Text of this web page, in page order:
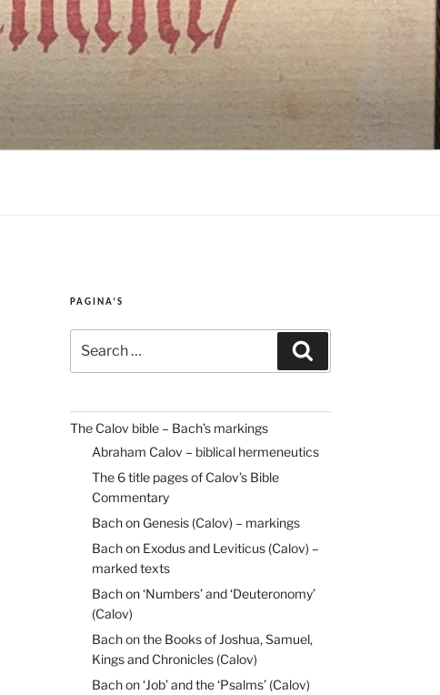
PAGINA’S
for:
The Calov bible – Bach’s markings
Abraham Calov – biblical hermeneutics
The 6 title pages of Calov’s Bible
Commentary
Bach on Genesis (Calov) – markings
Bach on Exodus and Leviticus (Calov) –
marked texts
Bach on ‘Numbers’ and ‘Deuteronomy’
(Calov)
Bach on the Books of Joshua, Samuel,
Kings and Chronicles (Calov)
Bach on ‘Job’ and the ‘Psalms’ (Calov)